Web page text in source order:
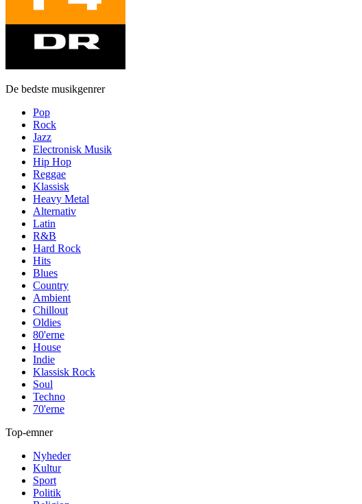
De bedste musikgenrer
Pop
Rock
Jazz
Electronisk Musik
Hip Hop
Reggae
Klassisk
Heavy Metal
Alternativ
Latin
R&B
Hard Rock
Hits
Blues
Country
Ambient
Chillout
Oldies
80'erne
House
Indie
Klassisk Rock
Soul
Techno
70'erne
Top-emner
Nyheder
Kultur
Sport
Politik